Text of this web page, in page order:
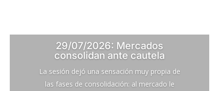
29/07/2026: Mercados
consolidan ante cautela
La sesión dejó una sensación muy propia de
las fases de consolidación: al mercado le